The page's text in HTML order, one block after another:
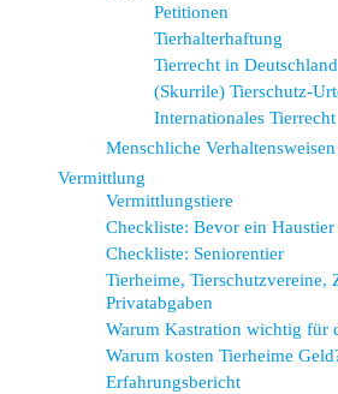
Petitionen
Tierhalterhaftung
Tierrecht in Deutschland
(Skurrile) Tierschutz-
Internationales Tierrecht
Menschliche
Vermittlung
Vermittlungstiere
Checkliste: Bevor ein
Checkliste: Seniorentier
Tierheime, Tierschutzvereine,
Privatabgaben
Warum Kastration wichtig für
Warum kosten Tierheime
Erfahrungsbericht